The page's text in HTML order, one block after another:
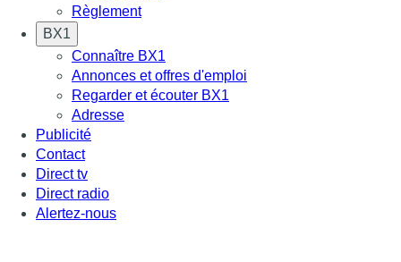
Règlement
BX1
Connaître BX1
Annonces et offres d'emploi
Regarder et écouter BX1
Adresse
Publicité
Contact
Direct tv
Direct radio
Alertez-nous